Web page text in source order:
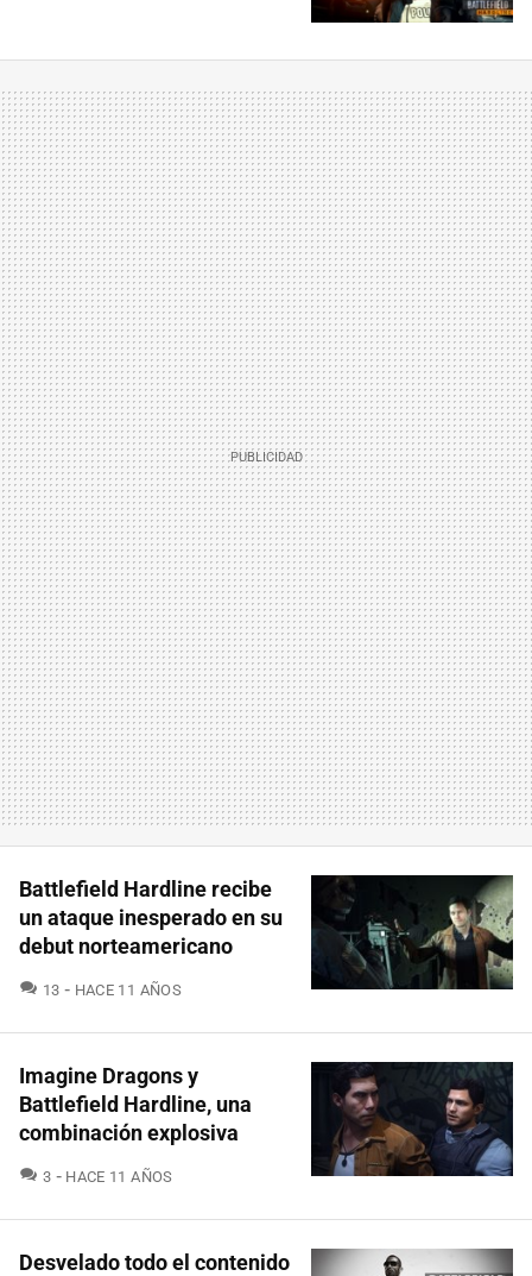
Battlefield Hardline recibe
un ataque inesperado en su
debut norteamericano
13 COMENTARIOS
HACE 11 AÑOS
Imagine Dragons y
Battlefield Hardline, una
combinación explosiva
3 COMENTARIOS
HACE 11 AÑOS
Desvelado todo el contenido